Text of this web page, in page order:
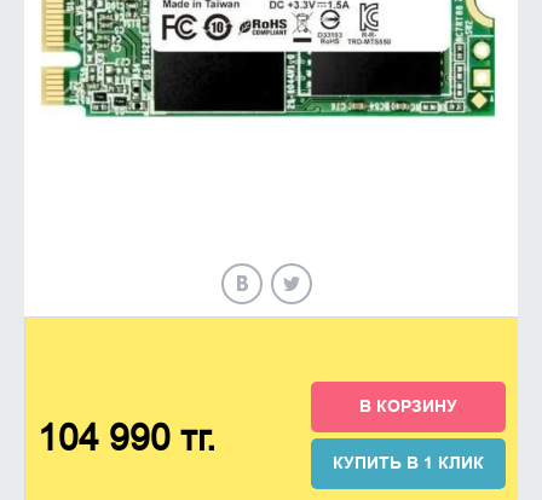
104 990 тг.
В КОРЗИНУ
КУПИТЬ В 1 КЛИК